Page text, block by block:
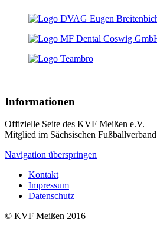
Informationen
Offizielle Seite des KVF Meißen e.V.
Mitglied im Sächsischen Fußballverband
Navigation überspringen
Kontakt
Impressum
Datenschutz
© KVF Meißen 2016